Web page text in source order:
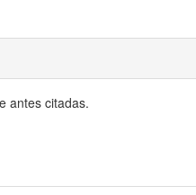
antes citadas.